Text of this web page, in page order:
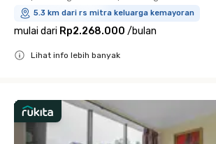
5.3 km dari rs mitra keluarga kemayoran
mulai dari Rp2.268.000 /bulan
Lihat info lebih banyak